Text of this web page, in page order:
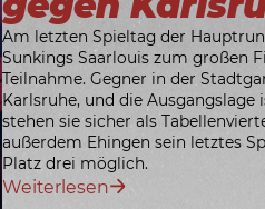
Am letzten Spieltag der
Sunkings Saarlouis zum großen
Teilnahme. Gegner in der
Karlsruhe, und die Ausgangslage
stehen sie sicher als
außerdem Ehingen sein letztes
Platz drei möglich.
Weiterlesen